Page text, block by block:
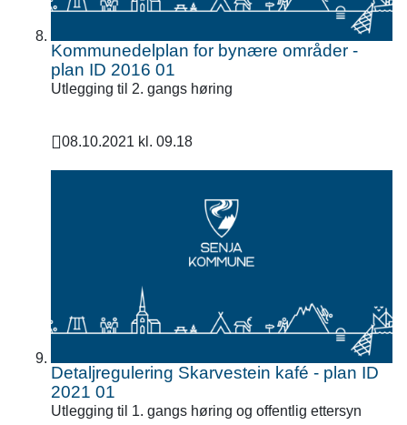
Kommunedelplan for bynære områder -
plan ID 2016 01
Utlegging til 2. gangs høring
Publisert
08.10.2021 kl. 09.18
Detaljregulering Skarvestein kafé - plan ID
2021 01
Utlegging til 1. gangs høring og offentlig ettersyn